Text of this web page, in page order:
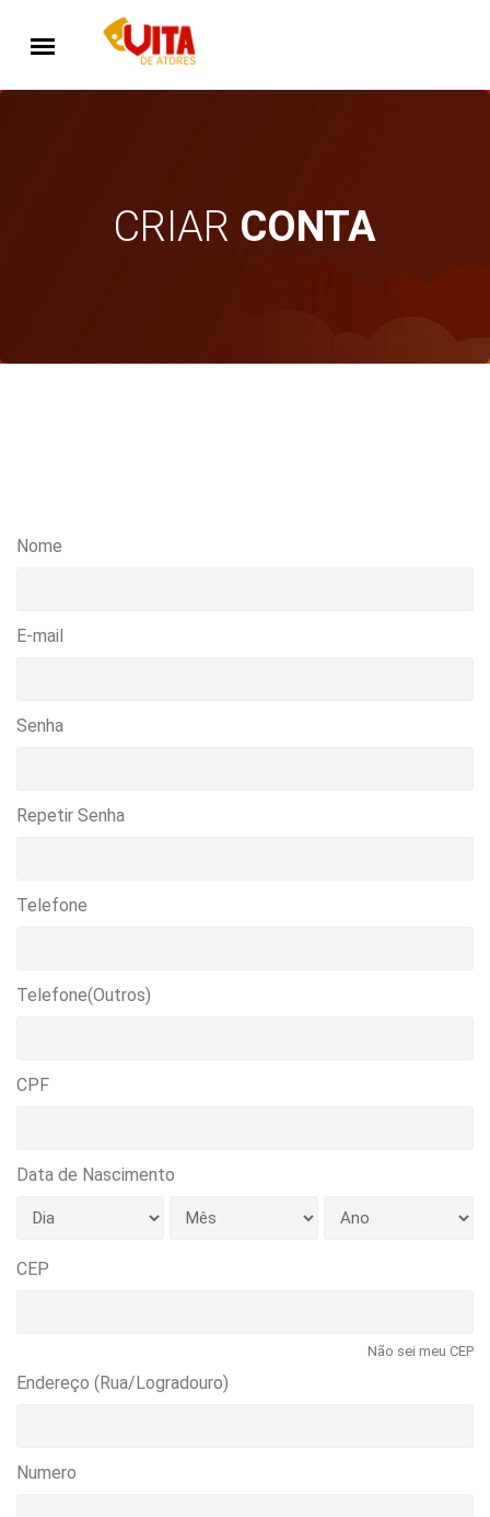
CRIAR CONTA
Nome
E-mail
Senha
Repetir Senha
Telefone
Telefone(Outros)
CPF
Data de Nascimento
CEP
Não sei meu CEP
Endereço (Rua/Logradouro)
Numero